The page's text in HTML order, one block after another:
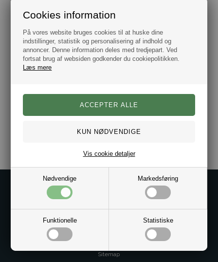
Cookies information
På vores website bruges cookies til at huske dine
indstillinger, statistik og personalisering af indhold og
annoncer. Denne information deles med tredjepart. Ved
fortsat brug af websiden godkender du cookiepolitikken.
Læs mere
Nødvendige Markedsføring
Funktionelle Statistiske
Vis cookie detaljer
Model: Sko-Business Sko
Farve: Brun
Materiale: Læder
Sitemap